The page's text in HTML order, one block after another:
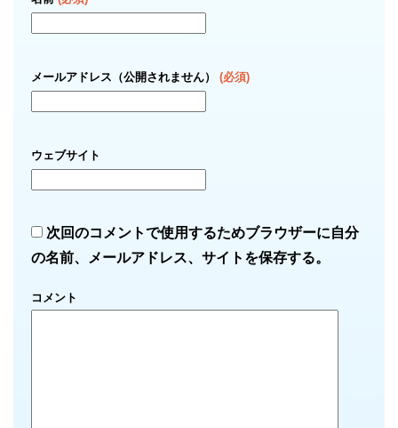
メールアドレス（公開されません） (必須)
ウェブサイト
次回のコメントで使用するためブラウザーに自分
の名前、メールアドレス、サイトを保存する。
コメント